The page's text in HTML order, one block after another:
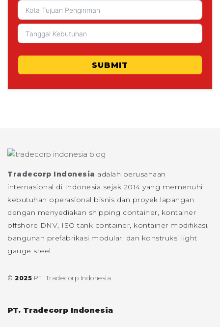
SUBMIT
Tradecorp Indonesia adalah perusahaan
internasional di Indonesia sejak 2014 yang memenuhi
kebutuhan operasional bisnis dan proyek lapangan
dengan menyediakan shipping container, kontainer
offshore DNV, ISO tank container, kontainer modifikasi,
bangunan prefabrikasi modular, dan konstruksi light
gauge steel.
© 2025 PT. Tradecorp Indonesia
PT. Tradecorp Indonesia